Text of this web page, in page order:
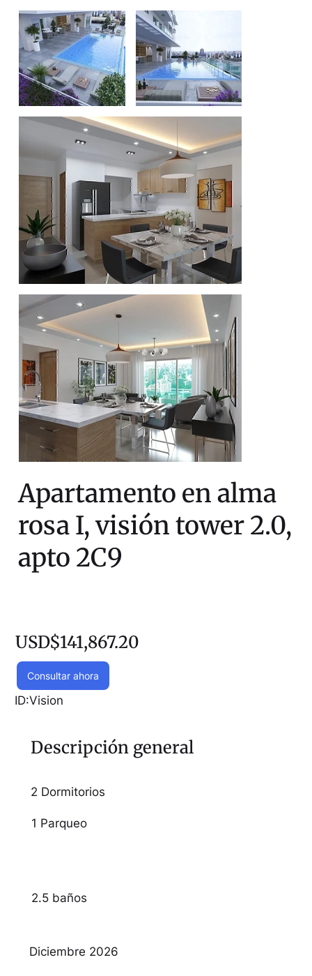
Apartamento en alma
rosa I, visión tower 2.0,
apto 2C9
Consultar ahora
USD$141,867.20
ID:Vision
Descripción general
2 Dormitorios
2.5 baños
1 Parqueo
Diciembre 2026